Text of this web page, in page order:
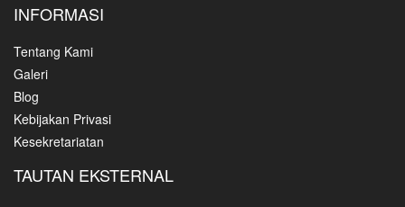
INFORMASI
Tentang Kami
Galeri
Blog
Kebijakan Privasi
Kesekretariatan
TAUTAN EKSTERNAL